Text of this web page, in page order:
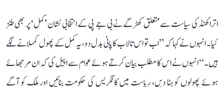
اتراکھنڈ کی سیاست سے متعلق کھڑگے نے بی جے پی کے انتخابی نشان ’کمل‘ پر بھی طنز
کیا۔ انہوں نے کہا کہ ’’اب تو اس تالاب کا پانی بدل دو، یہ کمل کے پھول کمہلانے لگے
ہیں۔‘‘ انہوں نے اس کا مطلب بیان کرتے ہوئے عوام سے اپیل کی کہ ان مرجھائے
ہوئے پھولوں کو ہٹا دیں، ریاست میں کانگریس کی حکومت بنائیں اور ملک کو آگے